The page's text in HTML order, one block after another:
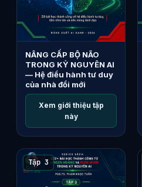
NÂNG CẤP BỘ NÃO
TRONG KỶ NGUYÊN AI
— Hệ điều hành tư duy
của nhà đổi mới
Xem giới thiệu tập
này
Tập 3